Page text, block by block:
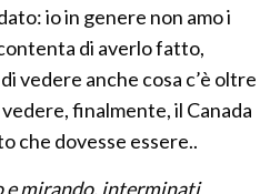
io in genere non amo i
di averlo fatto,
vedere anche cosa c’è oltre
finalmente, il Canada
che dovesse essere..
e mirando, interminati